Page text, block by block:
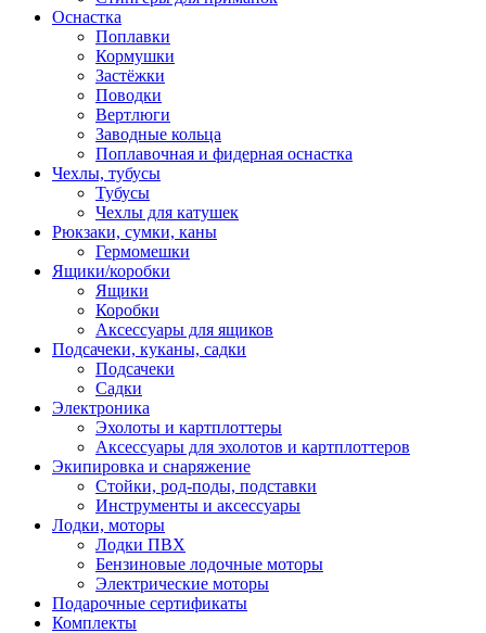
Оснастка
Поплавки
Кормушки
Застёжки
Поводки
Вертлюги
Заводные кольца
Поплавочная и фидерная оснастка
Чехлы, тубусы
Тубусы
Чехлы для катушек
Рюкзаки, сумки, каны
Гермомешки
Ящики/коробки
Ящики
Коробки
Аксессуары для ящиков
Подсачеки, куканы, садки
Подсачеки
Садки
Электроника
Эхолоты и картплоттеры
Аксессуары для эхолотов и картплоттеров
Экипировка и снаряжение
Стойки, род-поды, подставки
Инструменты и аксессуары
Лодки, моторы
Лодки ПВХ
Бензиновые лодочные моторы
Электрические моторы
Подарочные сертификаты
Комплекты